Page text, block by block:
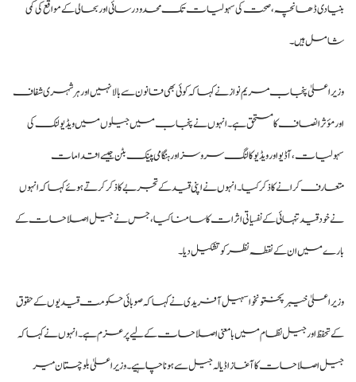
بنیادی ڈھانچہ، صحت کی سہولیات تک محدود رسائی اور بحالی کے مواقع کی کمی
شامل ہیں۔
وزیراعلیٰ پنجاب مریم نواز نے کہا کہ کوئی بھی قانون سے بالا نہیں اور ہر شہری شفاف
اور مؤثر انصاف کا مستحق ہے۔انہوں نے پنجاب میں جیلوں میں ویڈیو لنک کی
سہولیات، آڈیو اور ویڈیو کالنگ سروسز اور ہنگامی پینک بٹن جیسے اقدامات
متعارف کرانے کا ذکر کیا۔انہوں نے اپنی قید کے تجربے کا ذکر کرتے ہوئے کہا کہ انہوں
نے خود قید تنہائی کے نفسیاتی اثرات کا سامنا کیا، جس نے جیل اصلاحات کے
بارے میں ان کے نقطہ نظر کو تشکیل دیا۔
وزیراعلیٰ خیبرپختونخوا سہیل آفریدی نے کہا کہ صوبائی حکومت قیدیوں کے حقوق
کے تحفظ اور جیل نظام میں بامعنی اصلاحات کے لیے پرعزم ہے۔انہوں نے کہا کہ
جیل اصلاحات کا آغاز اڈیالہ جیل سے ہونا چاہیے۔ وزیراعلیٰ بلوچستان میر